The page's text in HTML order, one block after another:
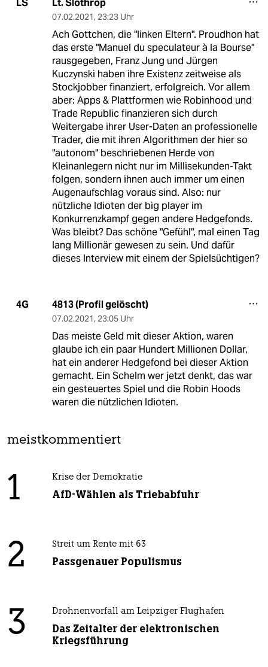
LS Lt. Slothrop
07.02.2021, 23:23 Uhr
Ach Gottchen, die "linken Eltern". Proudhon hat
das erste "Manuel du speculateur à la Bourse"
rausgegeben, Franz Jung und Jürgen
Kuczynski haben ihre Existenz zeitweise als
Stockjobber finanziert, erfolgreich. Vor allem
aber: Apps & Plattformen wie Robinhood und
Trade Republic finanzieren sich durch
Weitergabe ihrer User-Daten an professionelle
Trader, die mit ihren Algorithmen der hier so
"autonom" beschriebenen Herde von
Kleinanlegern nicht nur im Millisekunden-Takt
folgen, sondern ihnen auch immer um einen
Augenaufschlag voraus sind. Also: nur
nützliche Idioten der big player im
Konkurrenzkampf gegen andere Hedgefonds.
Was bleibt? Das schöne "Gefühl", mal einen Tag
lang Millionär gewesen zu sein. Und dafür
dieses Interview mit einem der Spielsüchtigen?
4G 4813 (Profil gelöscht)
07.02.2021, 23:05 Uhr
Das meiste Geld mit dieser Aktion, waren
glaube ich ein paar Hundert Millionen Dollar,
hat ein anderer Hedgefond bei dieser Aktion
gemacht. Ein Schelm wer jetzt denkt, das war
ein gesteuertes Spiel und die Robin Hoods
waren die nützlichen Idioten.
meistkommentiert
1 Krise der Demokratie
AfD-Wählen als Triebabfuhr
2 Streit um Rente mit 63
Passgenauer Populismus
3 Drohnenvorfall am Leipziger Flughafen
Das Zeitalter der elektronischen
Kriegsführung